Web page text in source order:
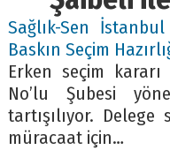
Sağlık-Sen
Baskın Seçim
Erken seçim
No’lu Şubesi
tartışılıyor.
müracaat için…